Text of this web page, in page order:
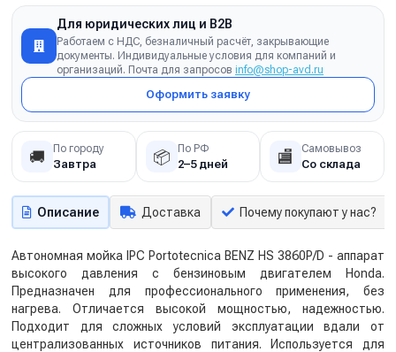
Для юридических лиц и B2B
Работаем с НДС, безналичный расчёт, закрывающие
документы. Индивидуальные условия для компаний и
организаций. Почта для запросов info@shop-avd.ru
Оформить заявку
🚚 По городу
Завтра 📦 По РФ
2–5 дней 🏬 Самовывоз
Со склада
Описание Доставка Почему покупают у нас?
Автономная мойка IPC Portotecnica BENZ HS 3860P/D - аппарат
высокого давления с бензиновым двигателем Honda.
Предназначен для профессионального применения, без
нагрева. Отличается высокой мощностью, надежностью.
Подходит для сложных условий эксплуатации вдали от
централизованных источников питания. Используется для